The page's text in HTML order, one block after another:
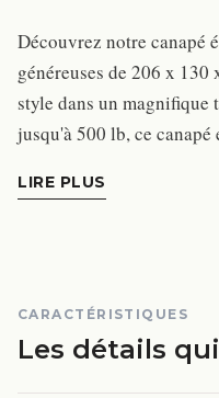
Découvrez notre canapé
généreuses de 206 x
style dans un magnifique
jusqu'à 500 lb, ce
LIRE PLUS
CARACTÉRISTIQUES
Les détails